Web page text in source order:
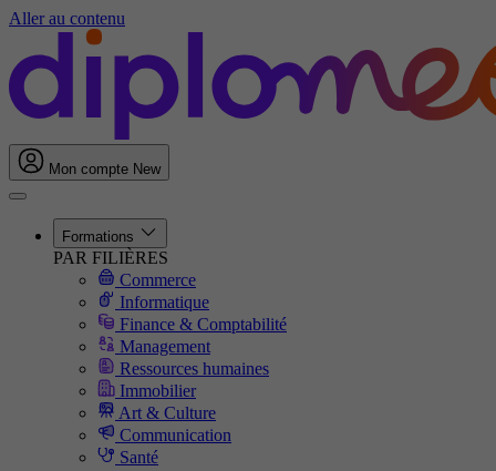
Aller au contenu
Mon compte New
Formations
PAR FILIÈRES
Commerce
Informatique
Finance & Comptabilité
Management
Ressources humaines
Immobilier
Art & Culture
Communication
Santé